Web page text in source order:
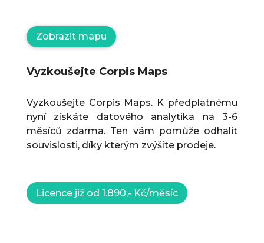
Zobrazit mapu
Vyzkoušejte Corpis Maps
Vyzkoušejte Corpis Maps. K předplatnému
nyní získáte datového analytika na 3-6
měsíců zdarma. Ten vám pomůže odhalit
souvislosti, díky kterým zvýšíte prodeje.
Licence již od 1.890,- Kč/měsíc